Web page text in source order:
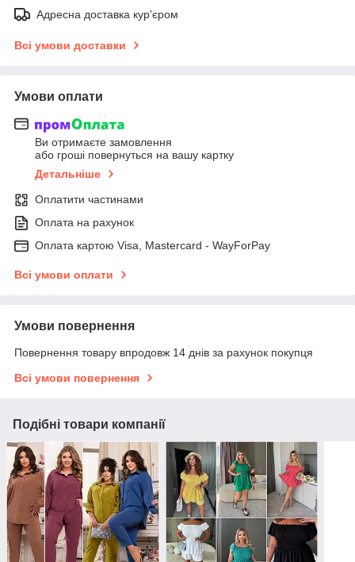
Адресна доставка кур'єром
Всі умови доставки
Умови оплати
Ви отримаєте замовлення
або гроші повернуться на вашу картку
Детальніше
Оплатити частинами
Оплата на рахунок
Оплата картою Visa, Mastercard - WayForPay
Всі умови оплати
Умови повернення
Повернення товару впродовж 14 днів за рахунок покупця
Всі умови повернення
Подібні товари компанії